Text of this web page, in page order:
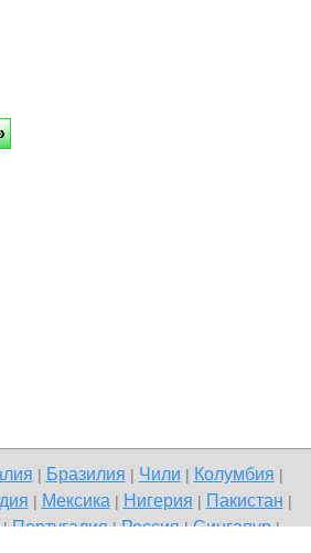
Бразилия Чили Колумбия
Мексика| Нигерия Пакистан
|Португалия|Россия|Сингапур|